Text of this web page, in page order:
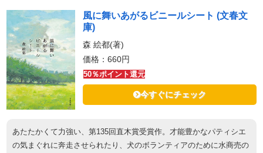
風に舞いあがるビニールシート (文春文
庫)
森 絵都(著)
価格：660円
50％ポイント還元
今すぐにチェック
あたたかくて力強い、第135回直木賞受賞作。才能豊かなパティシエ
の気まぐれに奔走させられたり、犬のボランティアのために水商売の